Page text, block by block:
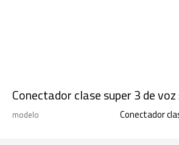
Conectador clase super 3 de
modelo
Conectador